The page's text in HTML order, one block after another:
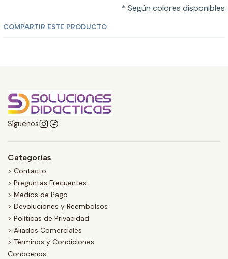
* Según colores disponibles
COMPARTIR ESTE PRODUCTO
Síguenos
Categorías
> Contacto
> Preguntas Frecuentes
> Medios de Pago
> Devoluciones y Reembolsos
> Políticas de Privacidad
> Aliados Comerciales
> Términos y Condiciones
Conócenos